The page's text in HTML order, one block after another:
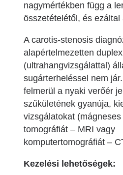
nagymértékben függ a
összetételétől, és
A carotis-stenosis
alapértelmezetten
(ultrahangvizsgálattal)
sugárterheléssel nem
felmerül a nyaki verőér
szűkületének gyanúja,
vizsgálatokat
tomográfiát – MRI vagy
komputertomográfiát –
Kezelési lehetőségek: